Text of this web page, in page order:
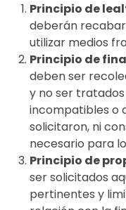
Principio de
deberán
utilizar medios
Principio de
deben ser
y no ser
incompatibles o
solicitaron, ni
necesario para
Principio de
ser solicitados
pertinentes y